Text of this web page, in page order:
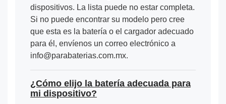
dispositivos. La lista puede no estar completa.
Si no puede encontrar su modelo pero cree
que esta es la batería o el cargador adecuado
para él, envíenos un correo electrónico a
info@parabaterias.com.mx.
¿Cómo elijo la batería adecuada para
mi dispositivo?